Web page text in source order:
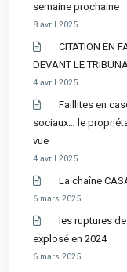
semaine prochaine
8 avril 2025
CITATION EN
DEVANT LE
4 avril 2025
Faillites en
sociaux… le
vue
4 avril 2025
La chaîne
6 mars 2025
les ruptures
explosé en 2024
6 mars 2025